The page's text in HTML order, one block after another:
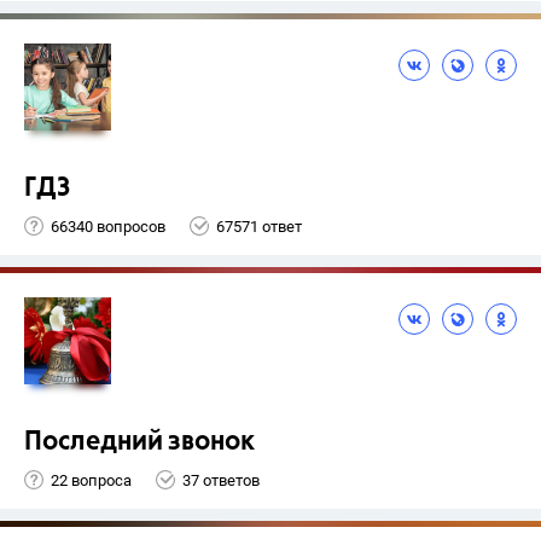
ГДЗ
66340 вопросов 67571 ответ
Последний звонок
22 вопроса 37 ответов